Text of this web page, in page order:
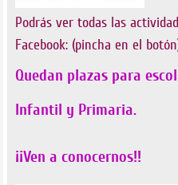
Podrás ver todas las
Facebook: (pincha en el
Quedan plazas para
Infantil y Primaria.
¡¡Ven a conocernos!!